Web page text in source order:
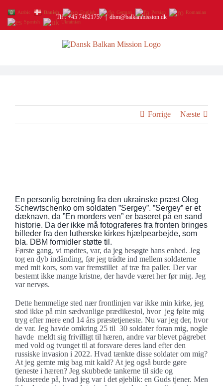
content
Tlf.: +45 74821757 | dbm@balkanmission.dk
Forrige Næste
En personlig beretning fra den ukrainske præst Oleg
Schewtschenko om soldaten ”Sergey”. ”Sergey” er et
dæknavn, da ”En morders ven” er baseret på en sand
historie. Da der ikke må fotograferes fra fronten bringes
billeder fra den lutherske kirkes hjælpearbejde, som
bla. DBM formidler støtte til.
Første gang, vi mødtes, var, da jeg besøgte hans enhed. Jeg
tog en dyb indånding, før jeg trådte ind mellem soldaterne
med mit kors, som var fremstillet af træ fra paller. Der var
bestemt ikke mange kristne, der havde været her før mig. Jeg
var nervøs.
Dette hemmelige sted nær frontlinjen var ikke min kirke, jeg
stod ikke på min sædvanlige prædikestol, hvor jeg følte mig
tryg efter mere end 14 års præstetjeneste. Nu var jeg der, hvor
de var. Jeg havde omkring 25 til 30 soldater foran mig, nogle
havde meldt sig frivilligt til hæren, andre var blevet pågrebet
med vold og tvunget til at forsvare deres land efter den
russiske invasion i 2022. Hvad tænkte disse soldater om mig?
At jeg gemte mig bag mit kald? At jeg også burde gøre
tjeneste i hæren? Jeg skubbede tankerne til side og
fokuserede på, hvad jeg var i det øjeblik: en Guds tjener. Men
Arabic Danish English German Persian
Romanian
Spanish
Ukrainian